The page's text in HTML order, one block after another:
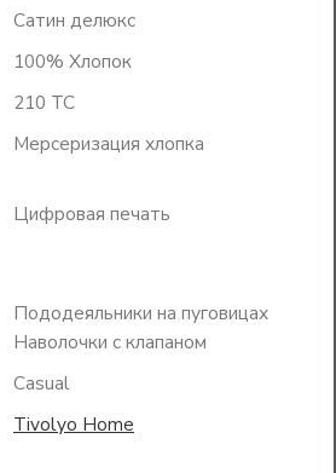
Сатин делюкс
100% Хлопок
210 TC
Мерсеризация хлопка
Цифровая печать
Пододеяльники на пуговицах
Наволочки с клапаном
Casual
Tivolyo Home